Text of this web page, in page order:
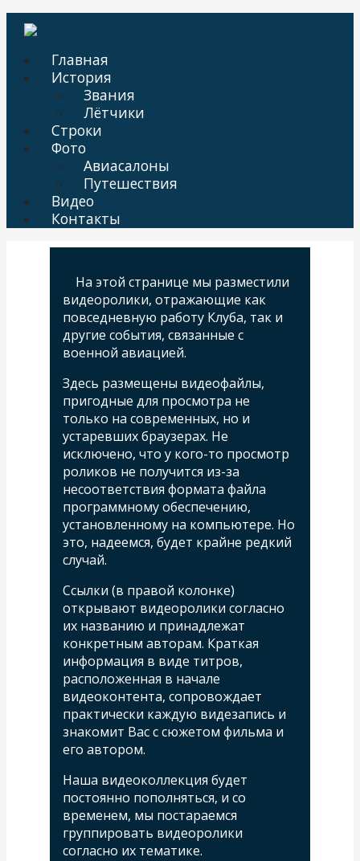
Перейти
контентуГлавная
История
Звания
Лётчики
Строки
Фото
Авиасалоны
Путешествия
Видео
Контакты
На этой странице мы разместили
видеоролики, отражающие как
повседневную работу Клуба, так и
другие события, связанные с
военной авиацией.
Здесь размещены видеофайлы,
пригодные для просмотра не
только на современных, но и
устаревших браузерах. Не
исключено, что у кого-то просмотр
роликов не получится из-за
несоответствия формата файла
программному обеспечению,
установленному на компьютере. Но
это, надеемся, будет крайне редкий
случай.
Ссылки (в правой колонке)
открывают видеоролики согласно
их названию и принадлежат
конкретным авторам. Краткая
информация в виде титров,
расположенная в начале
видеоконтента, сопровождает
практически каждую видезапись и
знакомит Вас с сюжетом фильма и
его автором.
Наша видеоколлекция будет
постоянно пополняться, и со
временем, мы постараемся
группировать видеоролики
согласно их тематике.